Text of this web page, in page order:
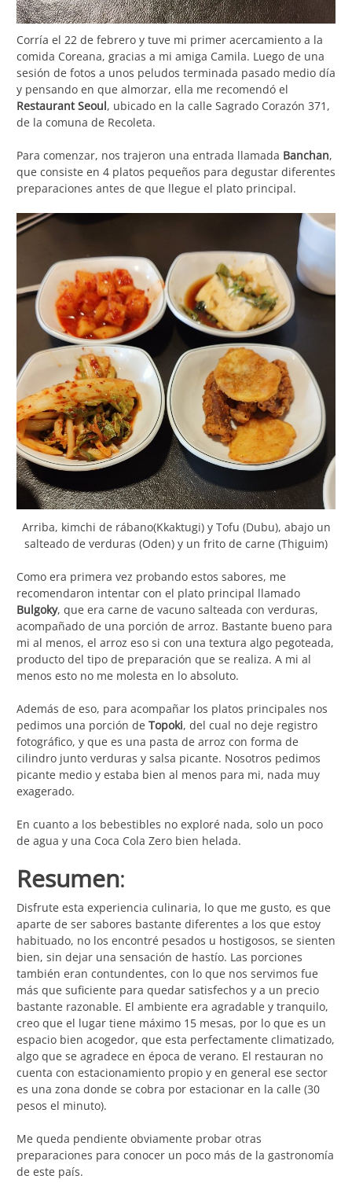
Corría el 22 de febrero y tuve mi primer acercamiento a la
comida Coreana, gracias a mi amiga Camila. Luego de una
sesión de fotos a unos peludos terminada pasado medio día
y pensando en que almorzar, ella me recomendó el
Restaurant Seoul, ubicado en la calle Sagrado Corazón 371,
de la comuna de Recoleta.
Para comenzar, nos trajeron una entrada llamada Banchan,
que consiste en 4 platos pequeños para degustar diferentes
preparaciones antes de que llegue el plato principal.
Arriba, kimchi de rábano(Kkaktugi) y Tofu (Dubu), abajo un
salteado de verduras (Oden) y un frito de carne (Thiguim)
Como era primera vez probando estos sabores, me
recomendaron intentar con el plato principal llamado
Bulgoky, que era carne de vacuno salteada con verduras,
acompañado de una porción de arroz. Bastante bueno para
mi al menos, el arroz eso si con una textura algo pegoteada,
producto del tipo de preparación que se realiza. A mi al
menos esto no me molesta en lo absoluto.
Además de eso, para acompañar los platos principales nos
pedimos una porción de Topoki, del cual no deje registro
fotográfico, y que es una pasta de arroz con forma de
cilindro junto verduras y salsa picante. Nosotros pedimos
picante medio y estaba bien al menos para mi, nada muy
exagerado.
En cuanto a los bebestibles no exploré nada, solo un poco
de agua y una Coca Cola Zero bien helada.
Resumen:
Disfrute esta experiencia culinaria, lo que me gusto, es que
aparte de ser sabores bastante diferentes a los que estoy
habituado, no los encontré pesados u hostigosos, se sienten
bien, sin dejar una sensación de hastío. Las porciones
también eran contundentes, con lo que nos servimos fue
más que suficiente para quedar satisfechos y a un precio
bastante razonable. El ambiente era agradable y tranquilo,
creo que el lugar tiene máximo 15 mesas, por lo que es un
espacio bien acogedor, que esta perfectamente climatizado,
algo que se agradece en época de verano. El restauran no
cuenta con estacionamiento propio y en general ese sector
es una zona donde se cobra por estacionar en la calle (30
pesos el minuto).
Me queda pendiente obviamente probar otras
preparaciones para conocer un poco más de la gastronomía
de este país.